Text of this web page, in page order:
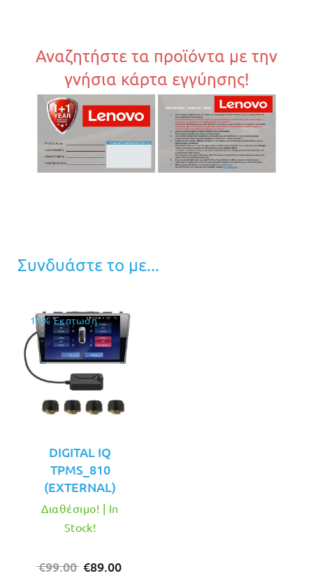
Αναζητήστε τα προϊόντα με την
γνήσια κάρτα εγγύησης!
Συνδυάστε το με...
10% Έκπτωση
DIGITAL IQ
TPMS_810
(EXTERNAL)
€99.00 Original
€89.00
Διαθέσιμο! | In
Stock!